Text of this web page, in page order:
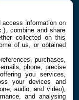
access information on
combine and share
collected on this
of us, or obtained
purchases,
phone, precise
you services,
your devices and
audio, and video),
and analysing